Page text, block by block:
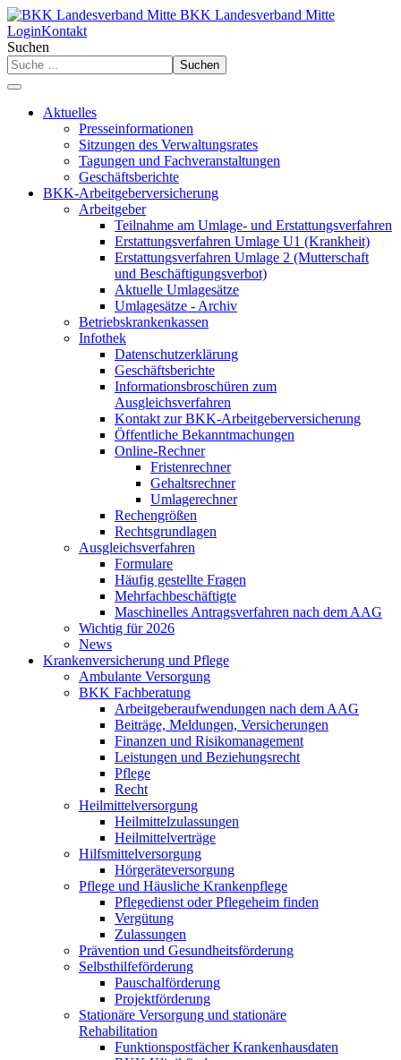
BKK Landesverband Mitte
LoginKontakt
Suchen
Suchen
Aktuelles
Presseinformationen
Sitzungen des Verwaltungsrates
Tagungen und Fachveranstaltungen
Geschäftsberichte
BKK-Arbeitgeberversicherung
Arbeitgeber
Teilnahme am Umlage- und Erstattungsverfahren
Erstattungsverfahren Umlage U1 (Krankheit)
Erstattungsverfahren Umlage 2 (Mutterschaft
und Beschäftigungsverbot)
Aktuelle Umlagesätze
Umlagesätze - Archiv
Betriebskrankenkassen
Infothek
Datenschutzerklärung
Geschäftsberichte
Informationsbroschüren zum
Ausgleichsverfahren
Kontakt zur BKK-Arbeitgeberversicherung
Öffentliche Bekanntmachungen
Online-Rechner
Fristenrechner
Gehaltsrechner
Umlagerechner
Rechengrößen
Rechtsgrundlagen
Ausgleichsverfahren
Formulare
Häufig gestellte Fragen
Mehrfachbeschäftigte
Maschinelles Antragsverfahren nach dem AAG
Wichtig für 2026
News
Krankenversicherung und Pflege
Ambulante Versorgung
BKK Fachberatung
Arbeitgeberaufwendungen nach dem AAG
Beiträge, Meldungen, Versicherungen
Finanzen und Risikomanagement
Leistungen und Beziehungsrecht
Pflege
Recht
Heilmittelversorgung
Heilmittelzulassungen
Heilmittelverträge
Hilfsmittelversorgung
Hörgeräteversorgung
Pflege und Häusliche Krankenpflege
Pflegedienst oder Pflegeheim finden
Vergütung
Zulassungen
Prävention und Gesundheitsförderung
Selbsthilfeförderung
Pauschalförderung
Projektförderung
Stationäre Versorgung und stationäre
Rehabilitation
Funktionspostfächer Krankenhausdaten